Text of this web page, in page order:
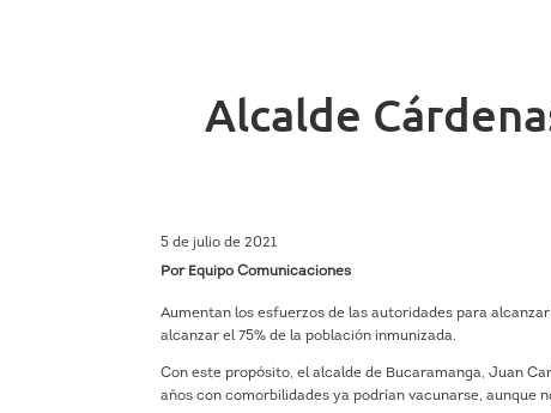
Alcalde
5 de julio de 2021
Por Equipo Comunicaciones
Aumentan los esfuerzos de las autoridades para
alcanzar el 75% de la población inmunizada.
Con este propósito, el alcalde de Bucaramanga, Juan
años con comorbilidades ya podrían vacunarse, aunque